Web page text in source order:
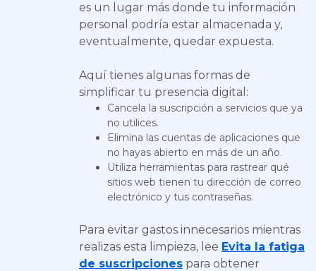
es un lugar más donde tu información
personal podría estar almacenada y,
eventualmente, quedar expuesta.
Aquí tienes algunas formas de
simplificar tu presencia digital:
Cancela la suscripción a servicios que ya
no utilices.
Elimina las cuentas de aplicaciones que
no hayas abierto en más de un año.
Utiliza herramientas para rastrear qué
sitios web tienen tu dirección de correo
electrónico y tus contraseñas.
Para evitar gastos innecesarios mientras
realizas esta limpieza, lee Evita la fatiga
de suscripciones para obtener